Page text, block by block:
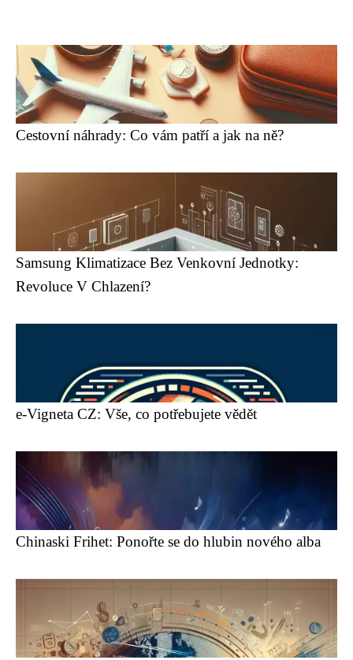
Cestovní náhrady: Co vám patří a jak na ně?
Samsung Klimatizace Bez Venkovní Jednotky:
Revoluce V Chlazení?
e-Vigneta CZ: Vše, co potřebujete vědět
Chinaski Frihet: Ponořte se do hlubin nového alba